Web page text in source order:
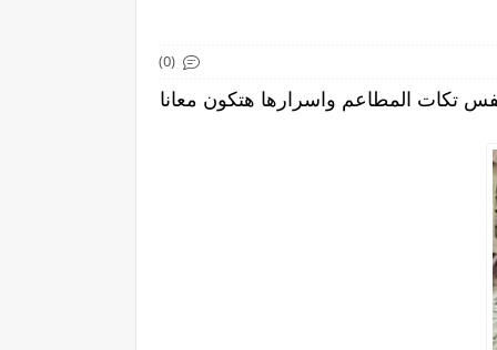
(0)
تكات المطاعم واسرارها هتكون معانا